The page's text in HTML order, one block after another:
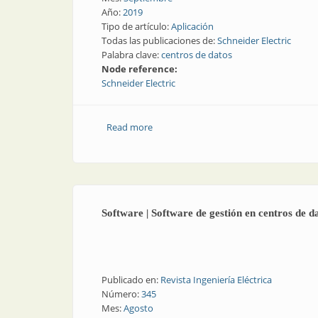
Año:2019
Tipo de artículo:Aplicación
Todas las publicaciones de:Schneider Electric
Palabra clave:centros de datos
Node reference:
Schneider Electric
Read moreabout La industria del futuro | General
Software | Software de gestión en centros de
Publicado en: Revista Ingeniería Eléctrica
Número:345
Mes:Agosto